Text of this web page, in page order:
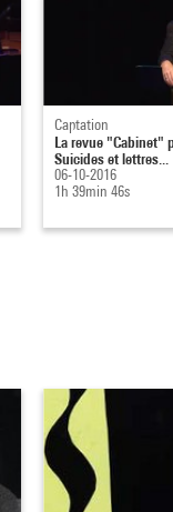
Captation
La revue "Cabinet"
Suicides et lettres...
06-10-2016
1h 39min 46s